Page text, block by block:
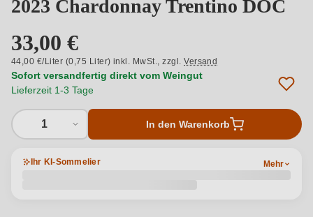
2023 Chardonnay Trentino DOC
33,00 €
44,00 €/Liter (0,75 Liter) inkl. MwSt.,zzgl.Versand
Sofort versandfertig direkt vom Weingut
Lieferzeit 1-3 Tage
1 In den Warenkorb
Ihr KI-Sommelier Mehr